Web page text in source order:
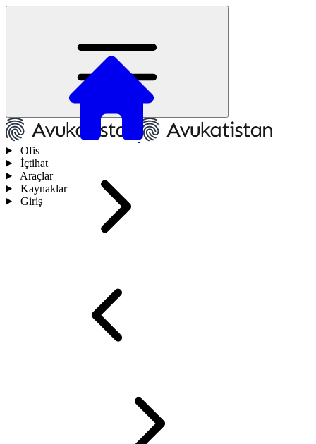
Ofis
İçtihat
Araçlar
Kaynaklar
Giriş